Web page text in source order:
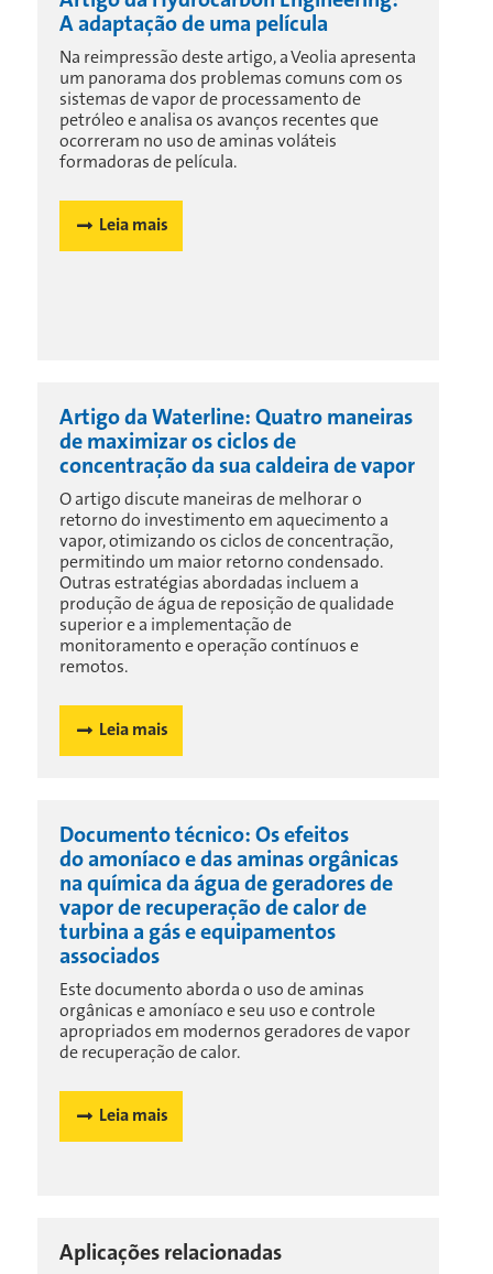
A adaptação de uma película
Na reimpressão deste artigo, a Veolia apresenta
um panorama dos problemas comuns com os
sistemas de vapor de processamento de
petróleo e analisa os avanços recentes que
ocorreram no uso de aminas voláteis
formadoras de película.
Leia mais
Artigo da Waterline: Quatro maneiras
de maximizar os ciclos de
concentração da sua caldeira de vapor
O artigo discute maneiras de melhorar o
retorno do investimento em aquecimento a
vapor, otimizando os ciclos de concentração,
permitindo um maior retorno condensado.
Outras estratégias abordadas incluem a
produção de água de reposição de qualidade
superior e a implementação de
monitoramento e operação contínuos e
remotos.
Leia mais
Documento técnico: Os efeitos
do amoníaco e das aminas orgânicas
na química da água de geradores de
vapor de recuperação de calor de
turbina a gás e equipamentos
associados
Este documento aborda o uso de aminas
orgânicas e amoníaco e seu uso e controle
apropriados em modernos geradores de vapor
de recuperação de calor.
Leia mais
Aplicações relacionadas